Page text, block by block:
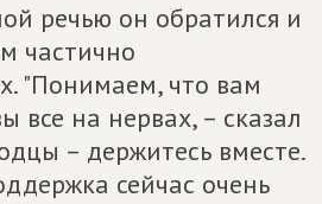
речью он обратился и
частично
"Понимаем, что вам
все на нервах, – сказал
– держитесь вместе.
сейчас очень